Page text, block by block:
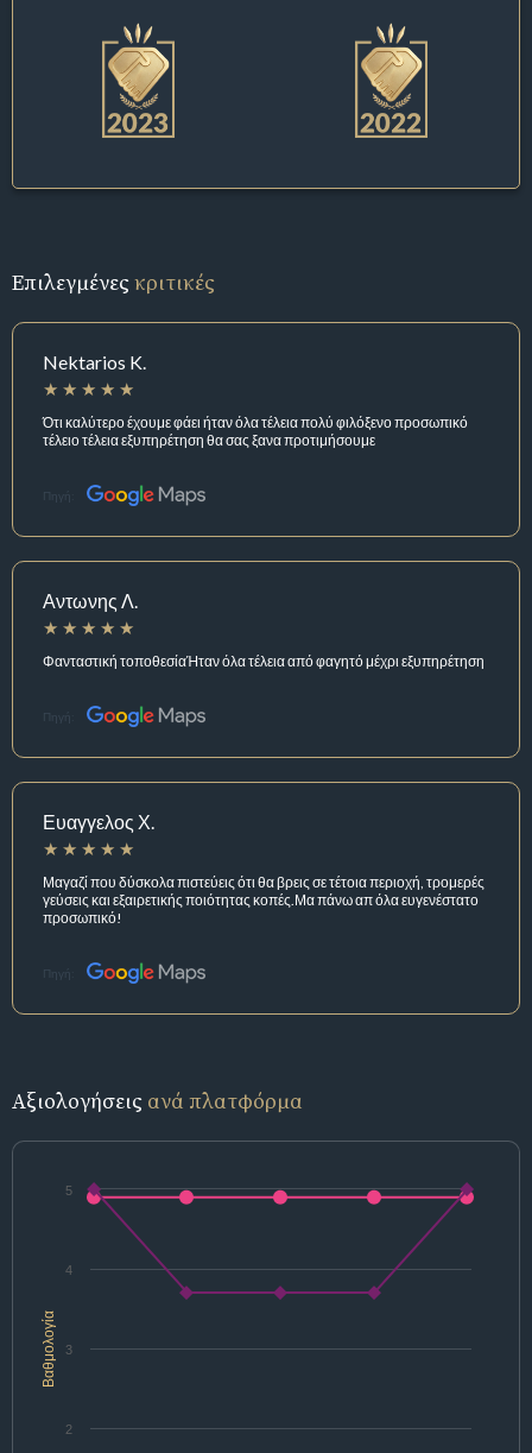
Επιλεγμένεςκριτικές
Nektarios K.
Ότι καλύτερο έχουμε φάει ήταν όλα τέλεια πολύ φιλόξενο προσωπικό
τέλειο τέλεια εξυπηρέτηση θα σας ξανα προτιμήσουμε
Πηγή:
Αντωνης Λ.
Φανταστική τοποθεσίαΉταν όλα τέλεια από φαγητό μέχρι εξυπηρέτηση
Πηγή:
Ευαγγελος Χ.
Μαγαζί που δύσκολα πιστεύεις ότι θα βρεις σε τέτοια περιοχή, τρομερές
γεύσεις και εξαιρετικής ποιότητας κοπές.Μα πάνω απ όλα ευγενέστατο
προσωπικό!
Πηγή:
Αξιολογήσεις ανά πλατφόρμα
Βαθμολογία
2
3
4
5